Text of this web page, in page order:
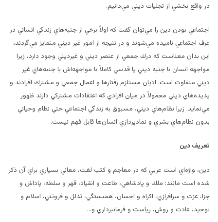
در واقع بخشي از تجليات ديني مي‌دانيم.
اجتماعي بودن دين را مي‌توان گفت كه اولاً برخي از جنبه‌هاي زندگي انساني در
عرف اجتماعي ناميده مي‌شوند و در نتيجه از امور غير ديني متمايز مي‌گردند،
اين بدان معناست كه درك جمعي از عنصر ديني و غيرديني وجود دارد، زيرا
مواجهه انسان با جنبه ديني يا قدسي كاملاً با مواجهه‌‌اش با جنبه‌هاي غير
ديني متفاوت است. اديان مستلزم رفتارها و اعمال جمعي و مشترك افرادند و
پديده‌هاي ديني معمولاً‌ در ميان افرادي كه اعتقادات مشتركي دارند ظهور
مي‌نمايد. زيرا نظام‌هاي ديني، مسبوق به زندگي اجتماعي حتي نظام وحياني
بدون نظام‌هاي بشري و نمادپردازي انسان‌ها قابل فهم نيست.
تعريف دين
دين، واژه‌اي است عربي كه در معاجم و كتب لغت، معاني بسياري براي آن ذكر
شده است مانند: ملك و پادشاهي، طاعت و انقياد، قهر و سلطه، پاداش و
جزا، عزت و سرافرازي، اكراه و احسان، همبستگي، تذلل و فروتني، اسلام و
توحيد، عادت و روش، رياست و فرمانبرداري و…